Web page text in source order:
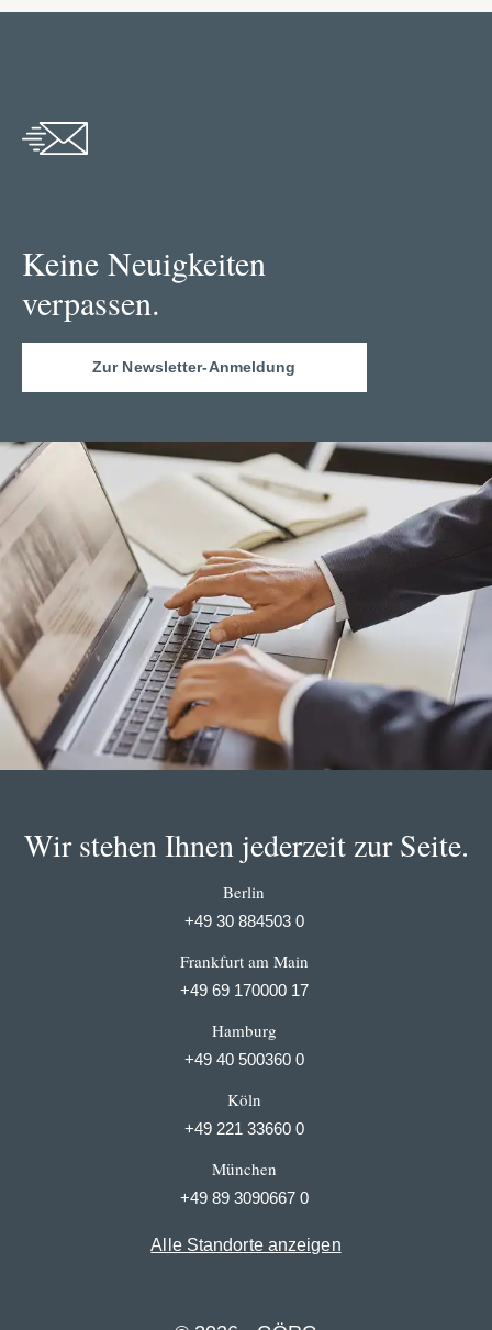
Keine Neuigkeiten
verpassen.
Zur Newsletter-Anmeldung
Wir stehen Ihnen jederzeit zur Seite.
Berlin
+49 30 884503 0
Frankfurt am Main
+49 69 170000 17
Hamburg
+49 40 500360 0
Köln
+49 221 33660 0
München
+49 89 3090667 0
Alle Standorte anzeigen